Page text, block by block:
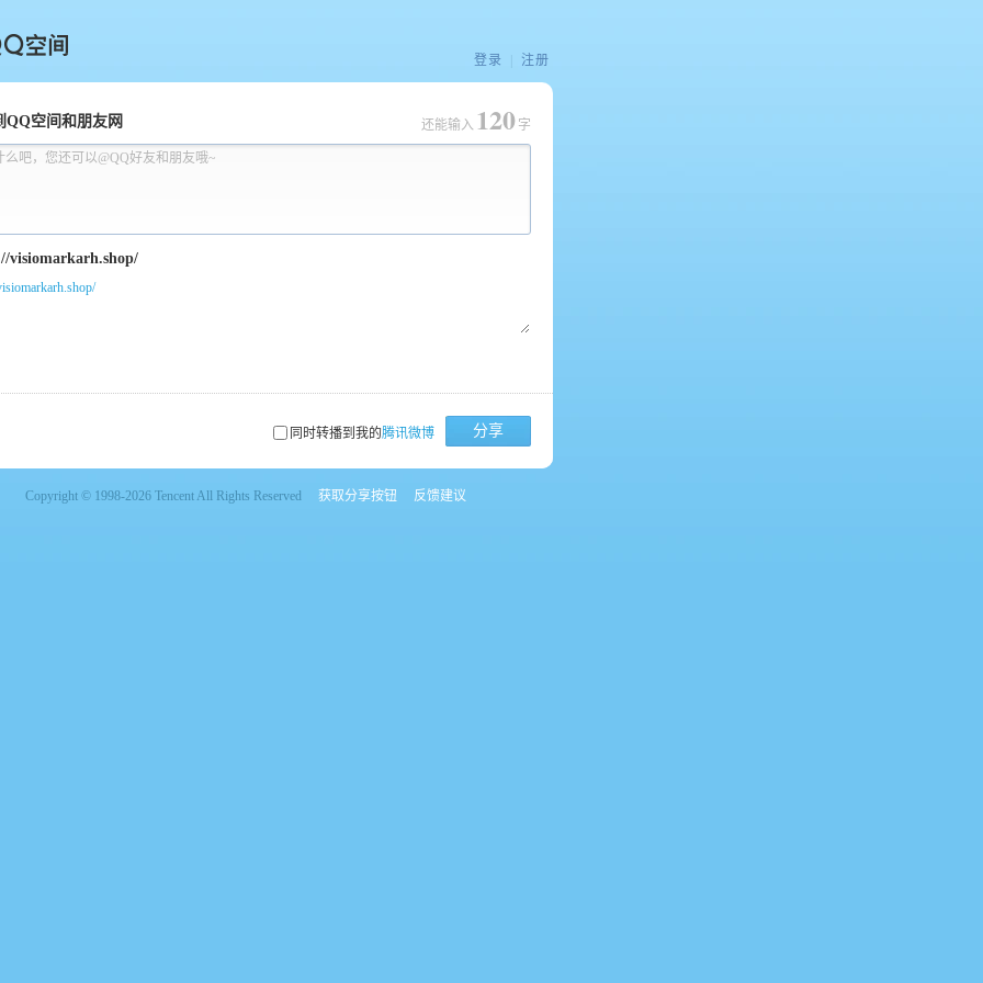
间
登录 注册
QQ空间和朋友网
么吧，您还可以@QQ好友和朋友哦~
还能输入 120 字
同时转播到我的腾讯微博 分享
Copyright © 1998-2026 Tencent All Rights Reserved 获取分享按钮 反馈建议